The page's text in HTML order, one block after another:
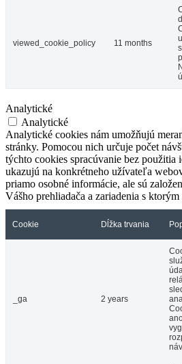
viewed_cookie_policy 11 months
Analytické
Analytické
Analytické cookies nám umožňujú
stránky. Pomocou nich určuje počet
týchto cookies spracúvanie bez použitia
ukazujú na konkrétneho užívateľa
priamo osobné informácie, ale sú
Vášho prehliadača a zariadenia s ktorým
Cookie Dĺžka trvania
_ga 2 years